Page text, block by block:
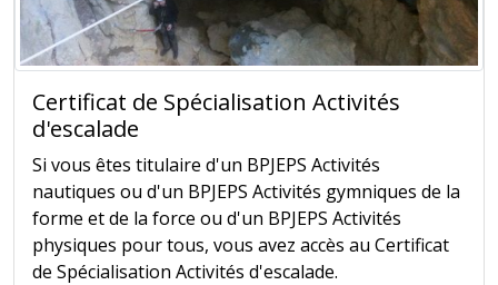
Certificat de Spécialisation Activités
d'escalade
Si vous êtes titulaire d'un BPJEPS Activités
nautiques ou d'un BPJEPS Activités gymniques de la
forme et de la force ou d'un BPJEPS Activités
physiques pour tous, vous avez accès au Certificat
de Spécialisation Activités d'escalade.